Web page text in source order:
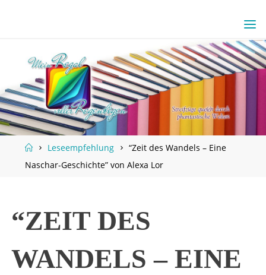
HomeLeseempfehlung
“Zeit des Wandels – Eine
Naschar-Geschichte” von Alexa Lor
“ZEIT DES
WANDELS – EINE